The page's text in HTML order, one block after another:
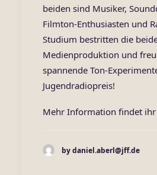
beiden sind Musiker,
Filmton-Enthusiasten und
Studium bestritten die
Medienproduktion und
spannende Ton-
Jugendradiopreis!
Mehr Information findet ihr
by daniel.aberl@jff.de